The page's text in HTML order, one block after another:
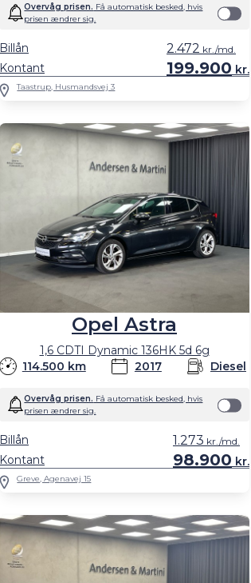
Overvåg prisen. Få automatisk besked, hvis
prisen ændrer sig.
Kontant 199.900 kr.
Billån 2.472 kr./md.
Taastrup, Husmandsvej 3
Opel Astra
1,6 CDTI Dynamic 136HK 5d 6g
114.500 km
2017 Diesel
Overvåg prisen. Få automatisk besked, hvis
prisen ændrer sig.
Kontant 98.900 kr.
Billån 1.273 kr./md.
Greve, Agenavej 15